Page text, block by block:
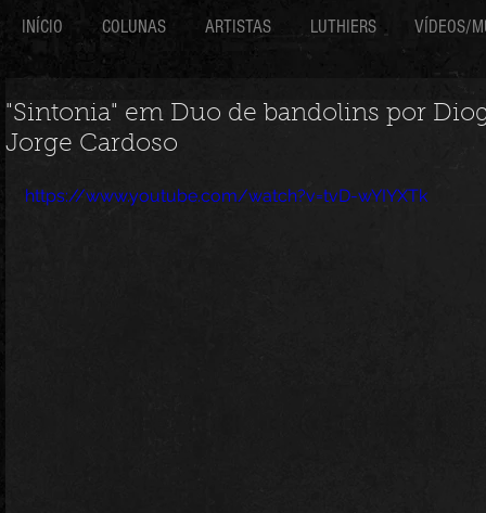
INÍCIO COLUNAS ARTISTAS LUTHIERS VÍDEOS/
"Sintonia" em Duo de bandolins por
Jorge Cardoso
https://www.youtube.com/watch?v=tvD-wYIYXTk